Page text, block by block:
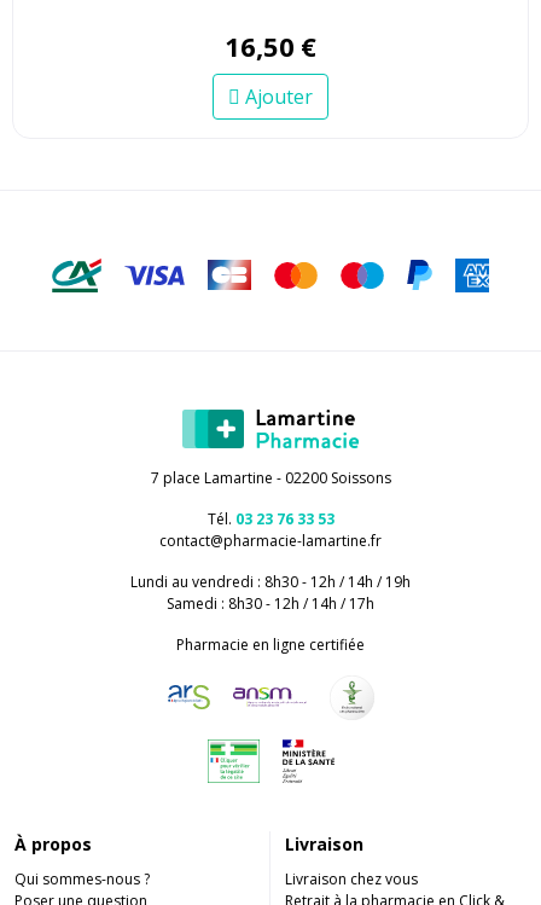
16,50 €
Ajouter
7 place Lamartine - 02200 Soissons
Tél. 03 23 76 33 53
contact@pharmacie-lamartine.fr
Lundi au vendredi : 8h30 - 12h / 14h / 19h
Samedi : 8h30 - 12h / 14h / 17h
Pharmacie en ligne certifiée
À propos
Qui sommes-nous ?
Poser une question
Livraison
Livraison chez vous
Retrait à la pharmacie en Click &